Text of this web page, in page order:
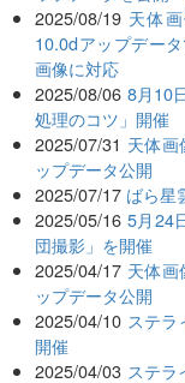
2025/08/19 天体
10.0dアップデー
画像に対応
2025/08/06 8月10
処理のコツ」開催
2025/07/31 天体
ップデータ公開
2025/07/17 ばら星
2025/05/16 5月24
団撮影」を開催
2025/04/17 天体
ップデータ公開
2025/04/10 ステ
開催
2025/04/03 ステラ